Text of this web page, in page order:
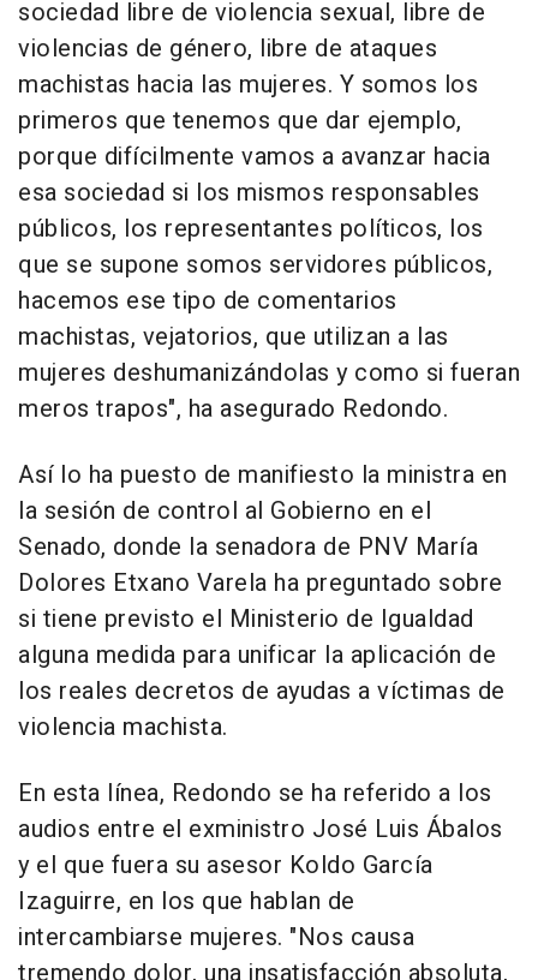
sociedad libre de violencia sexual, libre de
violencias de género, libre de ataques
machistas hacia las mujeres. Y somos los
primeros que tenemos que dar ejemplo,
porque difícilmente vamos a avanzar hacia
esa sociedad si los mismos responsables
públicos, los representantes políticos, los
que se supone somos servidores públicos,
hacemos ese tipo de comentarios
machistas, vejatorios, que utilizan a las
mujeres deshumanizándolas y como si fueran
meros trapos", ha asegurado Redondo.
Así lo ha puesto de manifiesto la ministra en
la sesión de control al Gobierno en el
Senado, donde la senadora de PNV María
Dolores Etxano Varela ha preguntado sobre
si tiene previsto el Ministerio de Igualdad
alguna medida para unificar la aplicación de
los reales decretos de ayudas a víctimas de
violencia machista.
En esta línea, Redondo se ha referido a los
audios entre el exministro José Luis Ábalos
y el que fuera su asesor Koldo García
Izaguirre, en los que hablan de
intercambiarse mujeres. "Nos causa